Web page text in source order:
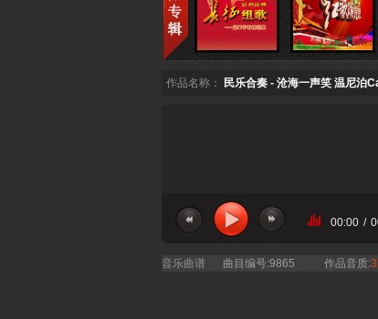
作品名称： 民乐合奏 - 沧海一声笑 温尼泊
当前曲
00:00 /
音乐曲谱 曲目编号:9865 作品音质: